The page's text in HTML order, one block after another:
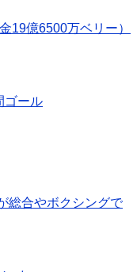
19億6500万ベリー）
ゴール
総合やボクシングで